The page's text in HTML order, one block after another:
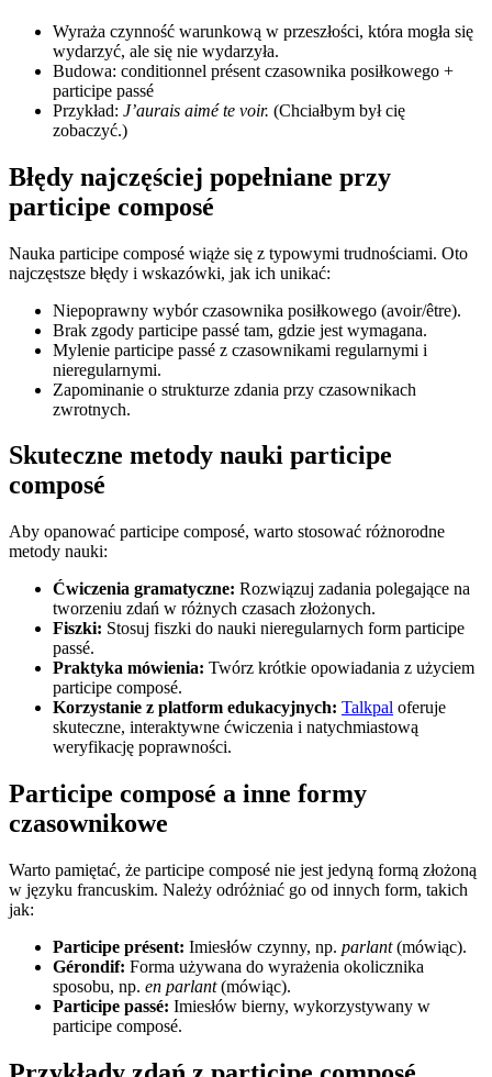
Wyraża czynność warunkową w przeszłości, która mogła się
wydarzyć, ale się nie wydarzyła.
Budowa: conditionnel présent czasownika posiłkowego +
participe passé
Przykład: J’aurais aimé te voir. (Chciałbym był cię
zobaczyć.)
Błędy najczęściej popełniane przy
participe composé
Nauka participe composé wiąże się z typowymi trudnościami. Oto
najczęstsze błędy i wskazówki, jak ich unikać:
Niepoprawny wybór czasownika posiłkowego (avoir/être).
Brak zgody participe passé tam, gdzie jest wymagana.
Mylenie participe passé z czasownikami regularnymi i
nieregularnymi.
Zapominanie o strukturze zdania przy czasownikach
zwrotnych.
Skuteczne metody nauki participe
composé
Aby opanować participe composé, warto stosować różnorodne
metody nauki:
Ćwiczenia gramatyczne: Rozwiązuj zadania polegające na
tworzeniu zdań w różnych czasach złożonych.
Fiszki: Stosuj fiszki do nauki nieregularnych form participe
passé.
Praktyka mówienia: Twórz krótkie opowiadania z użyciem
participe composé.
Korzystanie z platform edukacyjnych: Talkpal oferuje
skuteczne, interaktywne ćwiczenia i natychmiastową
weryfikację poprawności.
Participe composé a inne formy
czasownikowe
Warto pamiętać, że participe composé nie jest jedyną formą złożoną
w języku francuskim. Należy odróżniać go od innych form, takich
jak:
Participe présent: Imiesłów czynny, np. parlant(mówiąc).
Gérondif: Forma używana do wyrażenia okolicznika
sposobu, np. en parlant(mówiąc).
Participe passé: Imiesłów bierny, wykorzystywany w
participe composé.